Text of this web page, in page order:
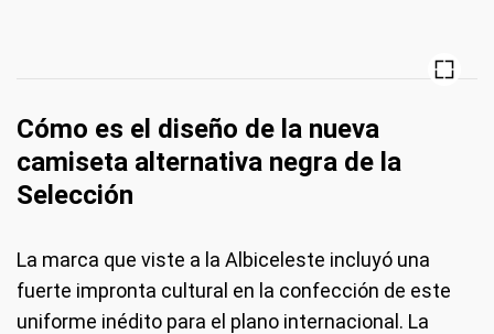
Cómo es el diseño de la nueva
camiseta alternativa negra de la
Selección
La marca que viste a la Albiceleste incluyó una
fuerte impronta cultural en la confección de este
uniforme inédito para el plano internacional. La